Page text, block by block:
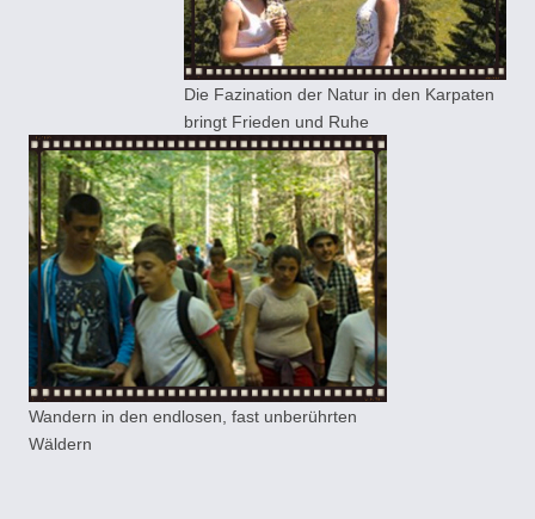
Die Fazination der Natur in den Karpaten
bringt Frieden und Ruhe
Wandern in den endlosen, fast unberührten
Wäldern